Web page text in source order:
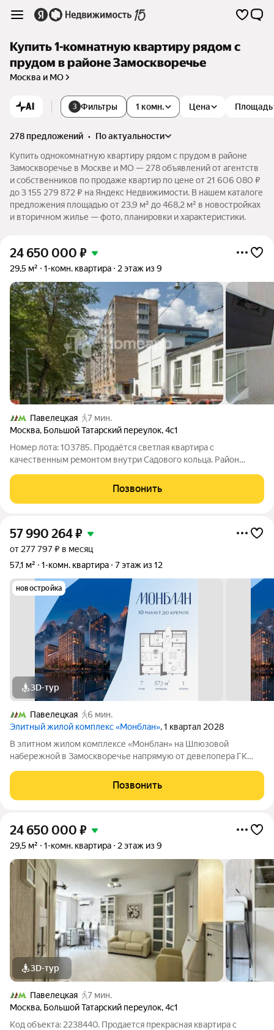
Купить 1-комнатную квартиру рядом с
прудом в районе Замоскворечье
Москва и МО
AI 3 Фильтры 1 комн. Цена Площадь
278 предложений •
по актуальности
Купить однокомнатную квартиру рядом с прудом в районе
Замоскворечье в Москве и МО — 278 объявлений от агентств
и собственников по продаже квартир по цене от 21 606 080 ₽
до 3 155 279 872 ₽ на Яндекс Недвижимости. В нашем каталоге
предложения площадью от 23,9 м² до 468,2 м² в новостройках
и вторичном жилье — фото, планировки и характеристики.
24 650 000 ₽
29,5 м² 1-комн. квартира 2 этаж из 9
Павелецкая
7 мин.
Москва, Большой Татарский переулок,4с1
Номер лота: 103785. Продаётся светлая квартира с
качественным ремонтом внутри Садового кольца. Район
старинными храмами, набережными Водоотводного канала и
Позвонить
57 990 264₽
от 277 797 ₽ в месяц
57,1 м²
1-комн. квартира 7 этаж из 12
новостройка
3D-тур
Павелецкая
6 мин.
Элитный жилой комплекс «Монблан», 1 квартал 2028
В элитном жилом комплексе «Монблан» на Шлюзовой
набережной в Замоскворечье напрямую от девелопера ГК
квартира на 7 этаже общей площадью 57.10 м. Квартира
предлагается без отделки. «Монблан»
Позвонить
24 650 000 ₽
29,5 м² 1-комн. квартира 2 этаж из 9
3D-тур
Павелецкая
7 мин.
Москва, Большой Татарский переулок,4с1
Код объекта: 2238440. Продается прекрасная квартира с